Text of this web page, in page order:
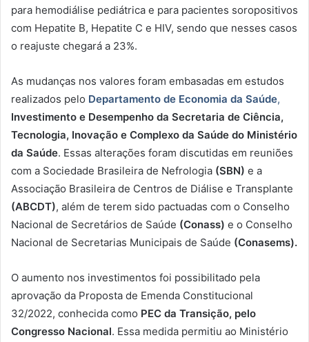
para hemodiálise pediátrica e para pacientes soropositivos
com Hepatite B, Hepatite C e HIV, sendo que nesses casos
o reajuste chegará a 23%.
As mudanças nos valores foram embasadas em estudos
realizados pelo Departamento de Economia da Saúde,
Investimento e Desempenho da Secretaria de Ciência,
Tecnologia, Inovação e Complexo da Saúde do Ministério
da Saúde. Essas alterações foram discutidas em reuniões
com a Sociedade Brasileira de Nefrologia (SBN) e a
Associação Brasileira de Centros de Diálise e Transplante
(ABCDT), além de terem sido pactuadas com o Conselho
Nacional de Secretários de Saúde (Conass) e o Conselho
Nacional de Secretarias Municipais de Saúde (Conasems).
O aumento nos investimentos foi possibilitado pela
aprovação da Proposta de Emenda Constitucional
32/2022, conhecida como PEC da Transição, pelo
Congresso Nacional. Essa medida permitiu ao Ministério